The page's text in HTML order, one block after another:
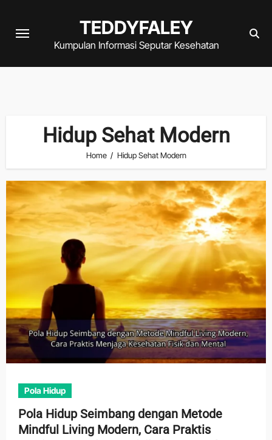
TEDDYFALEY
Kumpulan Informasi Seputar Kesehatan
Hidup Sehat Modern
Home Hidup Sehat Modern
Pola Hidup
Pola Hidup Seimbang dengan Metode
Mindful Living Modern, Cara Praktis